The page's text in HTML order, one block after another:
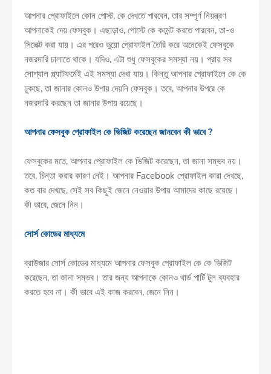
আপনার প্রোফাইলে কোন পোস্ট, কে দেখতে পারবেন, তার সম্পূর্ণ নিয়ন্ত্রণ
আপনাকেই দেয় ফেসবুক। এছাড়াও, পোস্টে কে কমেন্ট করতে পারবেন, তা-ও
সিলেক্ট করা যায়। এর পরেও ভুয়ো প্রোফাইল তৈরি করে অনেকেই ফেসবুকে
নজরদারি চালাতে থাকে। যদিও, এটা শুধু ফেসবুকের সমস্যা নয়। প্রায় সব
সোশ্যাল প্ল্যাটফর্মেই এই সমস্যা দেখা যায়। কিন্তু আপনার প্রোফাইলে কে কে
ঢুকছে, তা জানার কোনও উপায় দেয়নি ফেসবুক। তবে, আপনার উপরে কে
নজরদারি করছেন তা জানার উপায় রয়েছে।
আপনার ফেসবুক প্রোফাইল কে ভিজিট করেছেন জানবেন কী ভাবে ?
ফেসবুকের মতে, আপনার প্রোফাইল কে ভিজিট করেছেন, তা জানা সম্ভব নয়।
তবে, চিন্তা করার কারণ নেই। আপনার Facebook প্রোফাইল কারা দেখছে,
কত বার দেখছে, সেই সব কিছুই জেনে নেওয়ার উপায় আমাদের কাছে রয়েছে।
কী ভাবে, জেনে নিন।
সোর্স কোডের মাধ্যমে
ব্রাউজার সোর্স কোডের মাধ্যমে আপনার ফেসবুক প্রোফাইল কে কে ভিজিট
করেছেন, তা জানা সম্ভব। তার জন্য আপনাকে কোনও থার্ড পার্টি টুল ব্যবহার
করতে হবে না। কী ভাবে এই কাজ করবেন, জেনে নিন।